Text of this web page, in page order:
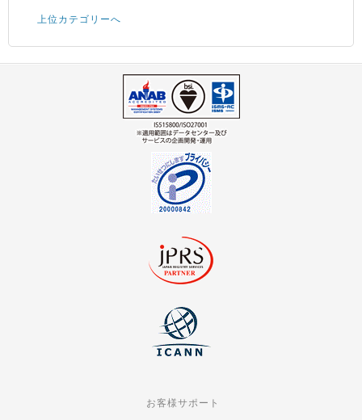
上位カテゴリーへ
お客様サポート